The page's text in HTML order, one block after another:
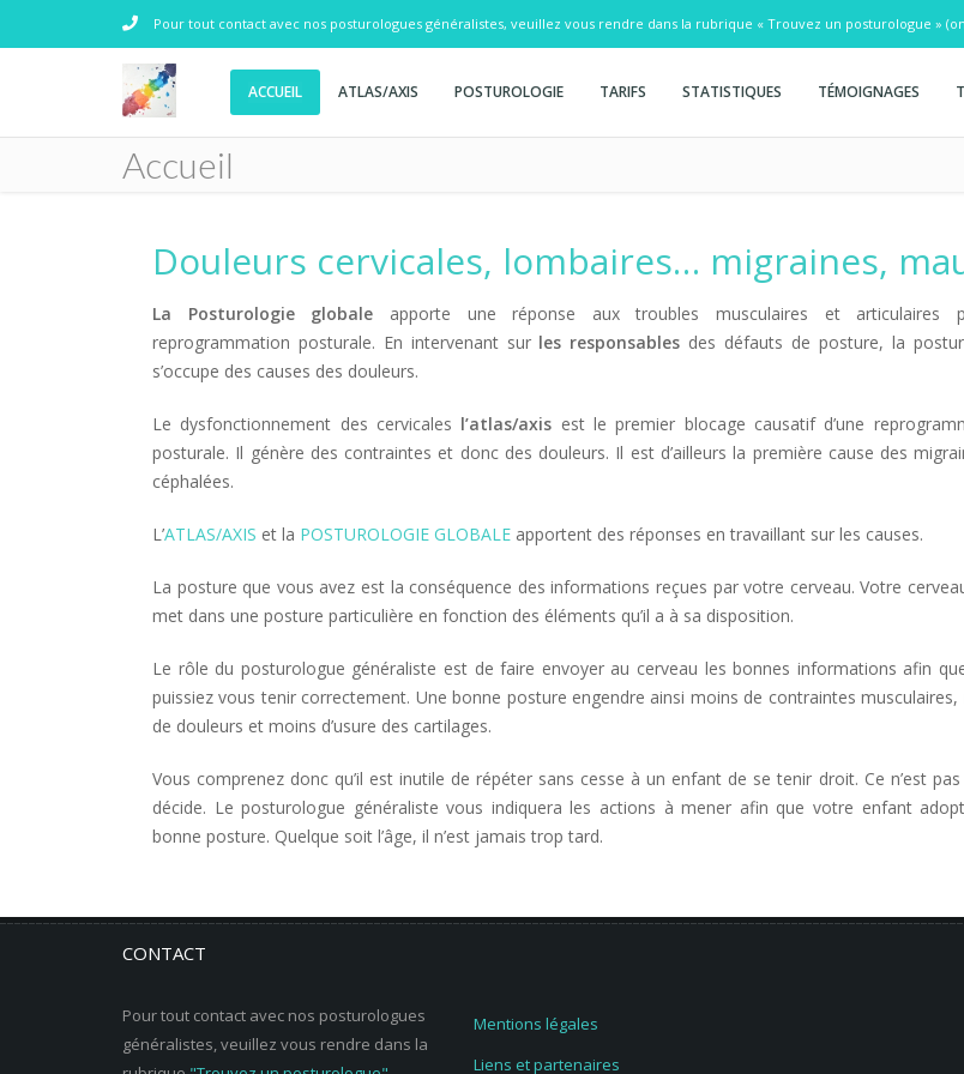
Pour tout contact avec nos posturologues généralistes, veuillez vous rendre dans la rubrique « Trouvez un posturologue »
ACCUEIL ATLAS/AXIS POSTUROLOGIE TARIFS STATISTIQUES TÉMOIGNAGES
Accueil
Douleurs cervicales, lombaires… migraines,
La Posturologie globale apporte une réponse aux troubles musculaires et articulaires
reprogrammation posturale. En intervenant sur les responsables des défauts de posture, la
s’occupe des causes des douleurs.
Le dysfonctionnement des cervicales l’atlas/axis est le premier blocage causatif d’une
posturale. Il génère des contraintes et donc des douleurs. Il est d’ailleurs la première cause des
céphalées.
L’ATLAS/AXIS et la POSTUROLOGIE GLOBALE apportent des réponses en travaillant sur les causes.
La posture que vous avez est la conséquence des informations reçues par votre cerveau. Votre
met dans une posture particulière en fonction des éléments qu’il a à sa disposition.
Le rôle du posturologue généraliste est de faire envoyer au cerveau les bonnes informations afin
puissiez vous tenir correctement. Une bonne posture engendre ainsi moins de contraintes musculaires,
de douleurs et moins d’usure des cartilages.
Vous comprenez donc qu’il est inutile de répéter sans cesse à un enfant de se tenir droit. Ce n’est
décide. Le posturologue généraliste vous indiquera les actions à mener afin que votre enfant
bonne posture. Quelque soit l’âge, il n’est jamais trop tard.
CONTACT
Pour tout contact avec nos posturologues
généralistes, veuillez vous rendre dans la
Mentions légales
Liens et partenaires